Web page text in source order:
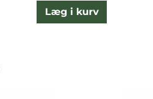
Læg i kurv